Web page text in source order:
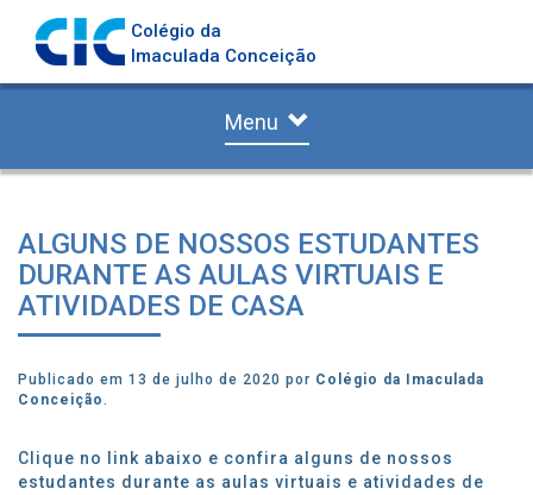
Colégio da
Imaculada Conceição
Menu
ALGUNS DE NOSSOS ESTUDANTES
DURANTE AS AULAS VIRTUAIS E
ATIVIDADES DE CASA
Publicado em 13 de julho de 2020 por Colégio da Imaculada
Conceição.
Clique no link abaixo e confira alguns de nossos
estudantes durante as aulas virtuais e atividades de